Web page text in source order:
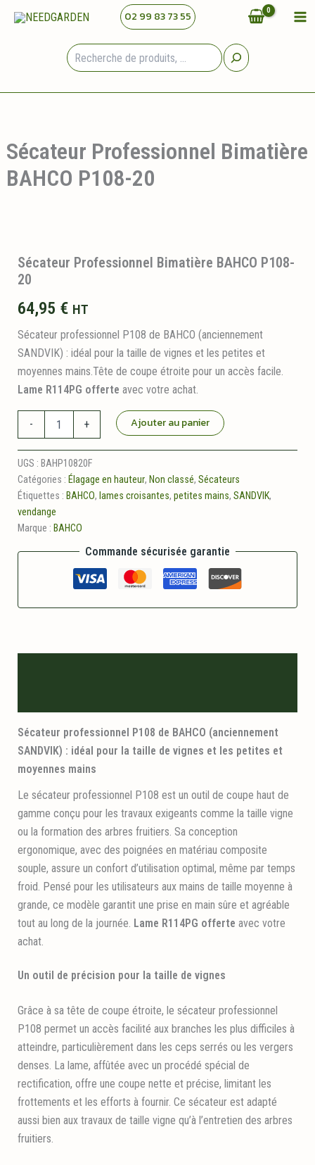
02 99 83 73 55
Sécateur Professionnel Bimatière
BAHCO P108-20
Sécateur Professionnel Bimatière BAHCO P108-
20
64,95 € HT
Sécateur professionnel P108 de BAHCO (anciennement
SANDVIK) : idéal pour la taille de vignes et les petites et
moyennes mains.Tête de coupe étroite pour un accès facile.
Lame R114PG offerte avec votre achat.
-
Professionnel
Bimatière
BAHCO
P108-
20
+ Ajouter au panier
UGS : BAHP10820F
Catégories : Élagage en hauteur, Non classé, Sécateurs
Étiquettes : BAHCO, lames croisantes, petites mains, SANDVIK,
vendange
Marque : BAHCO
Commande sécurisée garantie
Sécateur professionnel P108 de BAHCO (anciennement
SANDVIK) : idéal pour la taille de vignes et les petites et
moyennes mains
Le sécateur professionnel P108 est un outil de coupe haut de
gamme conçu pour les travaux exigeants comme la taille vigne
ou la formation des arbres fruitiers. Sa conception
ergonomique, avec des poignées en matériau composite
souple, assure un confort d’utilisation optimal, même par temps
froid. Pensé pour les utilisateurs aux mains de taille moyenne à
grande, ce modèle garantit une prise en main sûre et agréable
tout au long de la journée. Lame R114PG offerte avec votre
achat.
Un outil de précision pour la taille de vignes
Grâce à sa tête de coupe étroite, le sécateur professionnel
P108 permet un accès facilité aux branches les plus difficiles à
atteindre, particulièrement dans les ceps serrés ou les vergers
denses. La lame, affûtée avec un procédé spécial de
rectification, offre une coupe nette et précise, limitant les
frottements et les efforts à fournir. Ce sécateur est adapté
aussi bien aux travaux de taille vigne qu’à l’entretien des arbres
fruitiers.